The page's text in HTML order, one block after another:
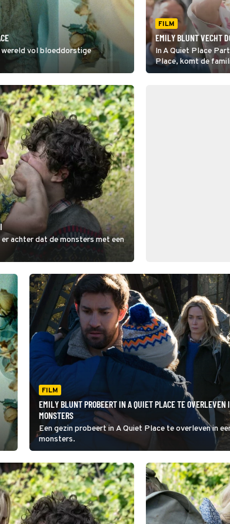
wereld vol bloeddorstige
FILM
EMILY BLUNT VECHT
In A Quiet Place
Place, komt de
monsters met een
achter dat de monsters met een
FILM
EMILY BLUNT PROBEERT IN A QUIET PLACE TE
MONSTERS
Een gezin probeert in A Quiet Place te overleven in
monsters.